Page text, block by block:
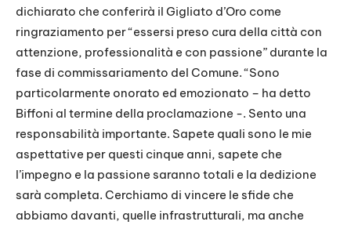
dichiarato che conferirà il Gigliato d’Oro come
ringraziamento per “essersi preso cura della città con
attenzione, professionalità e con passione” durante la
fase di commissariamento del Comune. “Sono
particolarmente onorato ed emozionato – ha detto
Biffoni al termine della proclamazione -. Sento una
responsabilità importante. Sapete quali sono le mie
aspettative per questi cinque anni, sapete che
l’impegno e la passione saranno totali e la dedizione
sarà completa. Cerchiamo di vincere le sfide che
abbiamo davanti, quelle infrastrutturali, ma anche